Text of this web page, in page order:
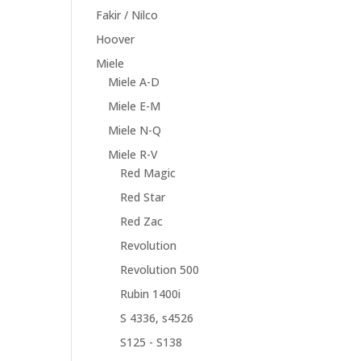
Fakir / Nilco
Hoover
Miele
Miele A-D
Miele E-M
Miele N-Q
Miele R-V
Red Magic
Red Star
Red Zac
Revolution
Revolution 500
Rubin 1400i
S 4336, s4526
S125 - S138